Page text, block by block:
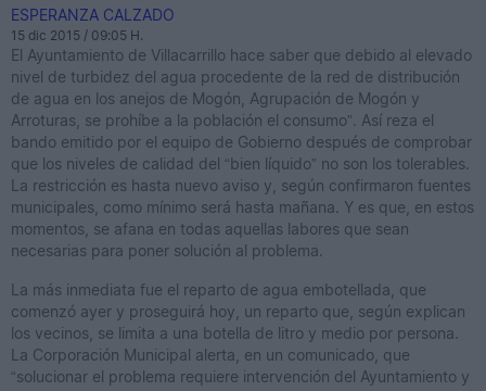
ESPERANZA CALZADO
15 dic 2015 / 09:05 H.
El Ayuntamiento de Villacarrillo hace saber que debido al elevado
nivel de turbidez del agua procedente de la red de distribución
de agua en los anejos de Mogón, Agrupación de Mogón y
Arroturas, se prohíbe a la población el consumo”. Así reza el
bando emitido por el equipo de Gobierno después de comprobar
que los niveles de calidad del “bien líquido” no son los tolerables.
La restricción es hasta nuevo aviso y, según confirmaron fuentes
municipales, como mínimo será hasta mañana. Y es que, en estos
momentos, se afana en todas aquellas labores que sean
necesarias para poner solución al problema.
La más inmediata fue el reparto de agua embotellada, que
comenzó ayer y proseguirá hoy, un reparto que, según explican
los vecinos, se limita a una botella de litro y medio por persona.
La Corporación Municipal alerta, en un comunicado, que
“solucionar el problema requiere intervención del Ayuntamiento y